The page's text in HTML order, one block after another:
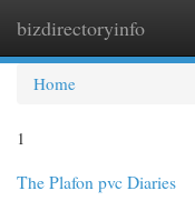
bizdirectoryinfo
Home
1
The Plafon pvc Diaries